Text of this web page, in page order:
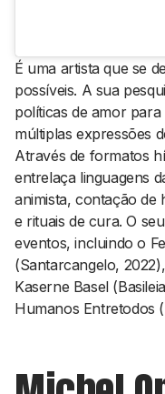
É uma artista que se
possíveis. A sua
políticas de amor
múltiplas expressões
Através de formatos
entrelaça linguagens
animista, contação de
e rituais de cura. O
eventos, incluindo o
(Santarcangelo,
Kaserne Basel
Humanos Entretodos